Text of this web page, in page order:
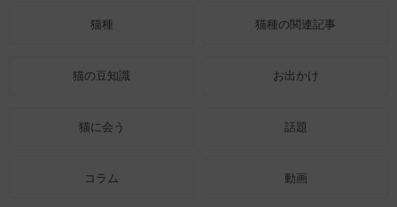
猫種 猫種の関連記事
猫の豆知識 お出かけ
猫に会う 話題
コラム 動画